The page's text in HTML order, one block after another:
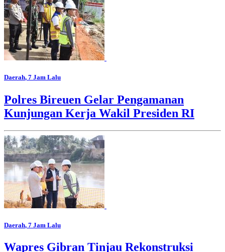
Daerah, 7 Jam Lalu
Polres Bireuen Gelar Pengamanan
Kunjungan Kerja Wakil Presiden RI
Daerah, 7 Jam Lalu
Wapres Gibran Tinjau Rekonstruksi